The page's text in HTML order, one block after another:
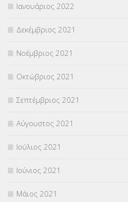
Ιανουάριος 2022
Δεκέμβριος 2021
Νοέμβριος 2021
Οκτώβριος 2021
Σεπτέμβριος 2021
Αύγουστος 2021
Ιούλιος 2021
Ιούνιος 2021
Μάιος 2021